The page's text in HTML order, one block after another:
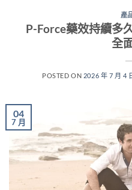
產
P-Force藥效持續多
全
POSTED ON 2026 年 7 月 4
04
7 月